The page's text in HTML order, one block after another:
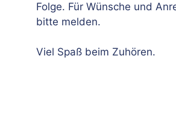
Folge. Für Wünsche und
bitte melden.
Viel Spaß beim Zuhören.